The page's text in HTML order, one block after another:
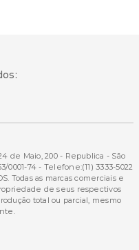
de Maio, 200 - Republica - São
0001-74 - Telefone:(11) 3333-5022
Todas as marcas comerciais e
de seus respectivos
total ou parcial, mesmo